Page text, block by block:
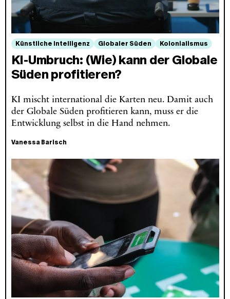
Künstliche Intelligenz Globaler Süden Kolonialismus
KI-Umbruch: (Wie) kann der Globale
Süden profitieren?
KI mischt international die Karten neu. Damit auch
der Globale Süden profitieren kann, muss er die
Entwicklung selbst in die Hand nehmen.
Vanessa Barisch